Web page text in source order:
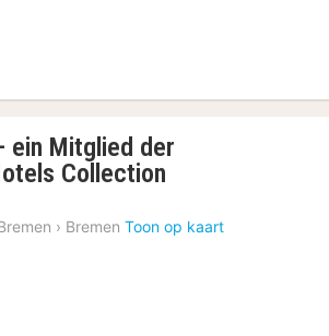
ein Mitglied der
Collection
vanaf
› Bremen Toon op kaart